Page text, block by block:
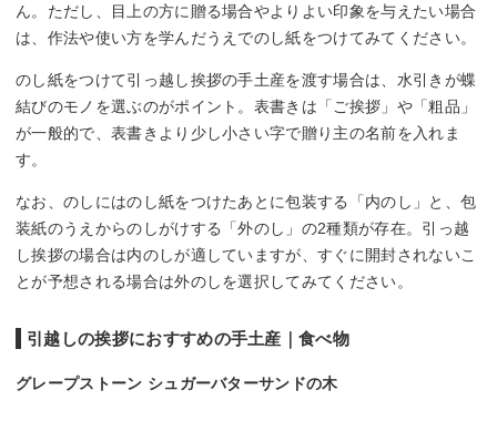
ん。ただし、目上の方に贈る場合やよりよい印象を与えたい場合
は、作法や使い方を学んだうえでのし紙をつけてみてください。
のし紙をつけて引っ越し挨拶の手土産を渡す場合は、水引きが蝶
結びのモノを選ぶのがポイント。表書きは「ご挨拶」や「粗品」
が一般的で、表書きより少し小さい字で贈り主の名前を入れま
す。
なお、のしにはのし紙をつけたあとに包装する「内のし」と、包
装紙のうえからのしがけする「外のし」の2種類が存在。引っ越
し挨拶の場合は内のしが適していますが、すぐに開封されないこ
とが予想される場合は外のしを選択してみてください。
引越しの挨拶におすすめの手土産｜食べ物
グレープストーン シュガーバターサンドの木